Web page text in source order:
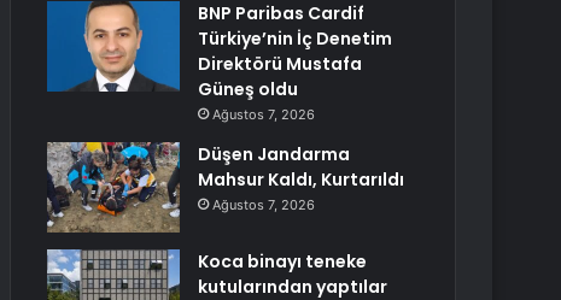
BNP Paribas Cardif
Türkiye’nin İç Denetim
Direktörü Mustafa
Güneş oldu
Ağustos 7, 2026
Düşen Jandarma
Mahsur Kaldı, Kurtarıldı
Ağustos 7, 2026
Koca binayı teneke
kutularından yaptılar